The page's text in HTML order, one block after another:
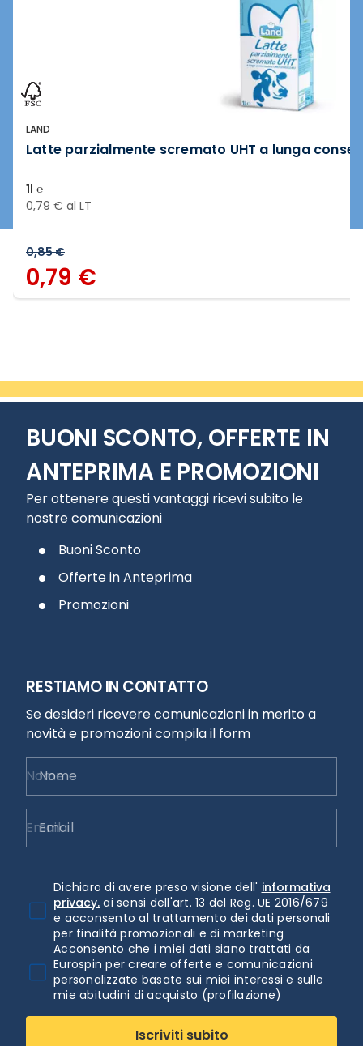
LAND
Latte parzialmente scremato UHT a lunga
1l ℮
0,79 € al LT
0,85 €
0,79 €
BUONI SCONTO, OFFERTE IN
ANTEPRIMA E PROMOZIONI
Per ottenere questi vantaggi ricevi subito le
nostre comunicazioni
Buoni Sconto
Offerte in Anteprima
Promozioni
RESTIAMO IN CONTATTO
Se desideri ricevere comunicazioni in merito a
novità e promozioni compila il form
Nome
Email
Dichiaro di avere preso visione dell' informativa
privacy. ai sensi dell'art. 13 del Reg. UE 2016/679
e acconsento al trattamento dei dati personali
per finalità promozionali e di marketing
Acconsento che i miei dati siano trattati da
Eurospin per creare offerte e comunicazioni
personalizzate basate sui miei interessi e sulle
mie abitudini di acquisto (profilazione)
Iscriviti subito